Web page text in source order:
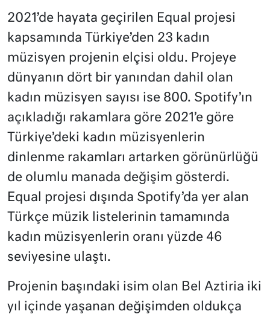
2021’de hayata geçirilen Equal projesi
kapsamında Türkiye’den 23 kadın
müzisyen projenin elçisi oldu. Projeye
dünyanın dört bir yanından dahil olan
kadın müzisyen sayısı ise 800. Spotify’ın
açıkladığı rakamlara göre 2021’e göre
Türkiye’deki kadın müzisyenlerin
dinlenme rakamları artarken görünürlüğü
de olumlu manada değişim gösterdi.
Equal projesi dışında Spotify’da yer alan
Türkçe müzik listelerinin tamamında
kadın müzisyenlerin oranı yüzde 46
seviyesine ulaştı.
Projenin başındaki isim olan Bel Aztiria iki
yıl içinde yaşanan değişimden oldukça